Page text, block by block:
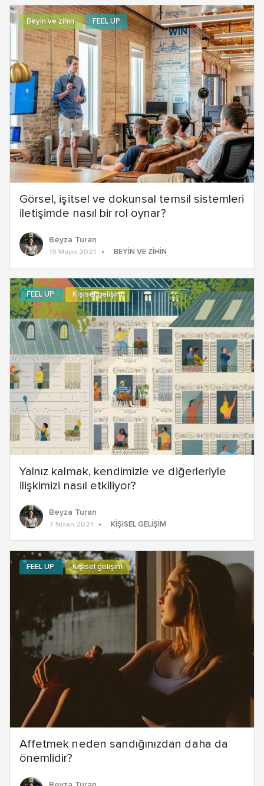
Görsel, işitsel ve dokunsal temsil sistemleri
iletişimde nasıl bir rol oynar?
Beyin ve zihin FEEL UP
Beyza Turan
19 Mayıs 2021 BEYIN VE ZIHIN
Yalnız kalmak, kendimizle ve diğerleriyle
ilişkimizi nasıl etkiliyor?
FEEL UP Kişisel gelişim
Beyza Turan
7 Nisan 2021 KIŞISEL GELIŞIM
Affetmek neden sandığınızdan daha da
önemlidir?
FEEL UP Kişisel gelişim